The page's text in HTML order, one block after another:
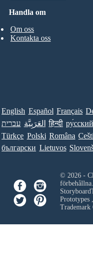
Handla om
Om oss
Kontakta oss
English Español Français
עברית العَرَبِيَّة हिन्दी
Türkçe Polski Româna
български Lietuvos
© 2026 -
förbehållna.
Prototypes
Trademark